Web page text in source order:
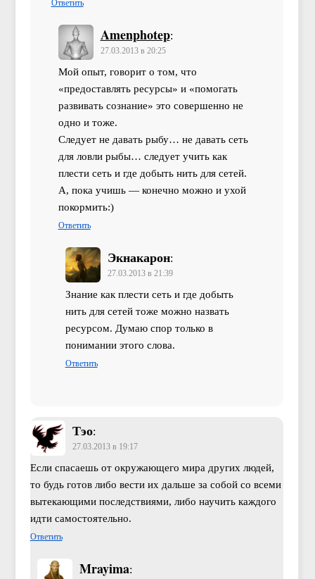
Ответить
Amenphotep:
27.03.2013 в 20:25
Мой опыт, говорит о том, что
«предоставлять ресурсы» и «помогать
развивать сознание» это совершенно не
одно и тоже.
Следует не давать рыбу… не давать сеть
для ловли рыбы… следует учить как
плести сеть и где добыть нить для сетей.
А, пока учишь — конечно можно и ухой
покормить:)
Ответить
Экнакарон:
27.03.2013 в 21:39
Знание как плести сеть и где добыть
нить для сетей тоже можно назвать
ресурсом. Думаю спор только в
понимании этого слова.
Ответить
Тэо:
27.03.2013 в 19:17
Если спасаешь от окружающего мира других людей,
то будь готов либо вести их дальше за собой со всеми
вытекающими последствиями, либо научить каждого
идти самостоятельно.
Ответить
Mrayima: